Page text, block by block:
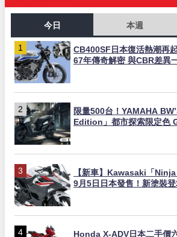
今日 本週
CB400SF日本復活熱潮再
67年傳奇解密 與CBR差異
限量500台！YAMAHA
Edition」都市探索限定色
【新車】Kawasaki「
9月5日日本發售！新塗裝登
Honda X-ADV日本二手價